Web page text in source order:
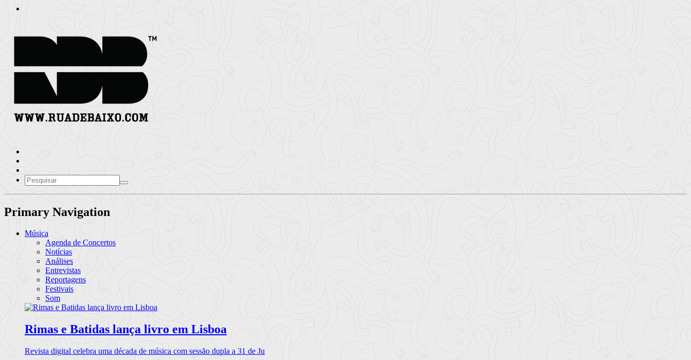
Primary Navigation
Música
Agenda de Concertos
Notícias
Análises
Entrevistas
Reportagens
Festivais
Som
Rimas e Batidas lança livro em Lisboa
Revista digital celebra uma década de música com sessão dupla a 31 de Ju